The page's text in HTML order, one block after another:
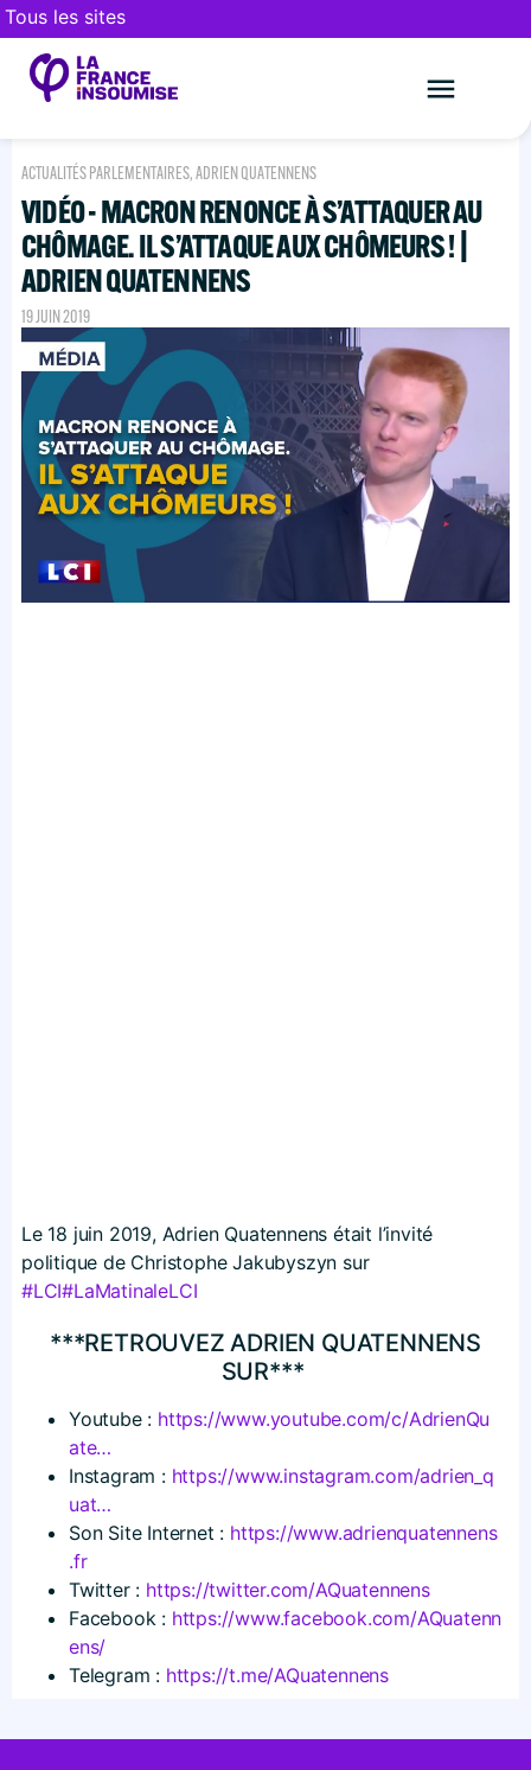
Tous les sites
ACTUALITÉS PARLEMENTAIRES,ADRIEN QUATENNENS
VIDÉO - MACRON RENONCE À S’ATTAQUER AU
CHÔMAGE. IL S’ATTAQUE AUX CHÔMEURS ! |
ADRIEN QUATENNENS
19 JUIN 2019
Le 18 juin 2019, Adrien Quatennens était l’invité
politique de Christophe Jakubyszyn sur
#LCI#LaMatinaleLCI
***RETROUVEZ ADRIEN QUATENNENS
SUR***
Youtube : https://​www​.youtube​.com/​c​/​A​d​r​i​e​n​Q​u​
ate…
Instagram : https://​www​.instagram​.com/​a​d​r​i​e​n​_​q​
uat…
Son Site Internet : https://​www​.adrienquatennens​
.fr
Twitter : https://​twitter​.com/​A​Q​u​a​t​e​n​n​ens
Facebook : https://​www​.facebook​.com/​A​Q​u​a​t​e​n​n​
e​ns/
Telegram : https://t.me/AQuatennens